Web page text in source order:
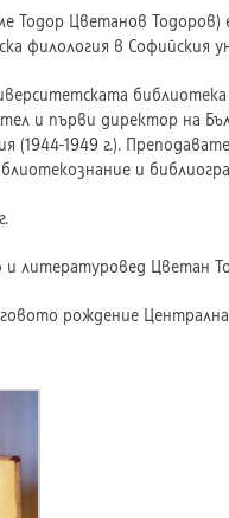
Тодор Цветанов Тодоров)
филология в Софийския
и първи директор на
(1944-1949 г.).
и
и литературовед Цветан
рождение